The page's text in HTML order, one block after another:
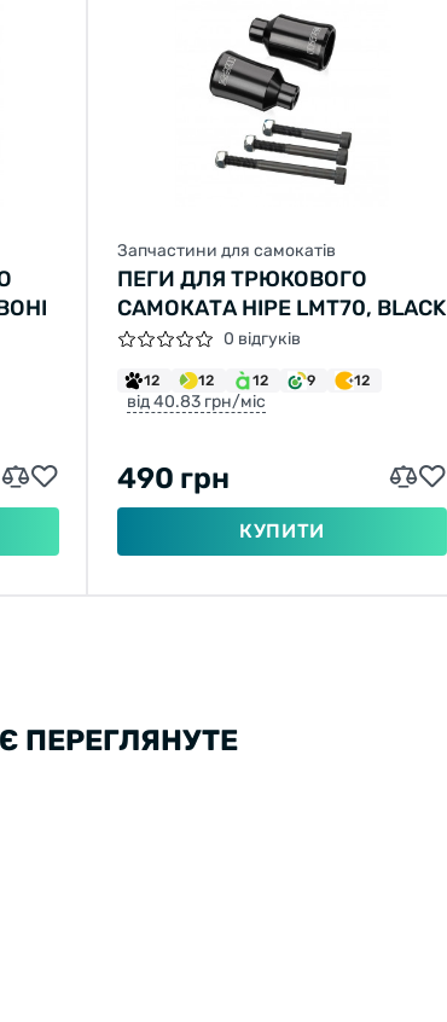
Запчастини для самокатів
ПЕГИ ДЛЯ ТРЮКОВОГО
САМОКАТА HIPE LMT70, BLACK
0 відгуків
12 12 12 9 12
від 40.83 грн/міс
490 грн
КУПИТИ
ПЕРЕГЛЯНУТЕ